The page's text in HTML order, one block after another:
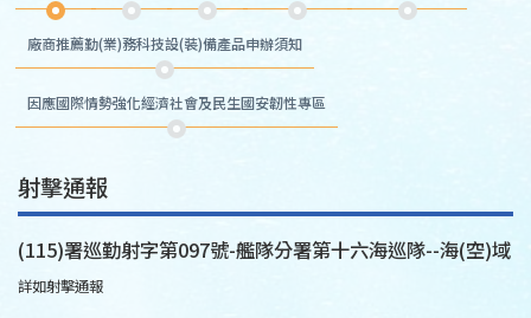
廠商推薦勤(業)務科技設(裝)備產品申辦須知
因應國際情勢強化經濟社會及民生國安韌性專區
射擊通報
(115)署巡勤射字第097號-艦隊分署第十六海巡隊--海(空)域
詳如射擊通報